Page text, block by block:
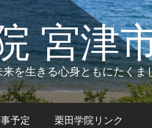
宮津
を生きる心身ともにたくま
予定 栗田学院リンク